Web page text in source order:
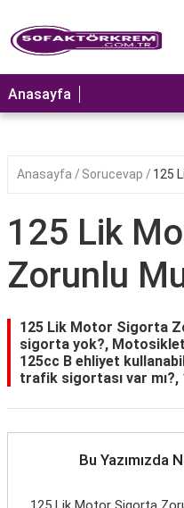
ANASAYFA
Anasayfa
Anasayfa Sorucevap 125
125 Lik
Zorunlu
125 Lik Motor Sigorta
sigorta yok?,
125cc B ehliyet
trafik sigortası var
Bu Yazımızda